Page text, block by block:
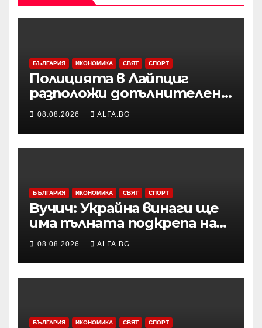
БЪЛГАРИЯ ИКОНОМИКА СВЯТ СПОРТ
Полицията в Лайпциг
разположи допълнителен
специализиран радар на
летището след
инцидента с открития
дрон
08.08.2026 ALFA.BG
БЪЛГАРИЯ ИКОНОМИКА СВЯТ СПОРТ
Вучич: Украйна винаги ще
има пълната подкрепа на
нашата страна по
европейския си път
08.08.2026 ALFA.BG
БЪЛГАРИЯ ИКОНОМИКА СВЯТ СПОРТ